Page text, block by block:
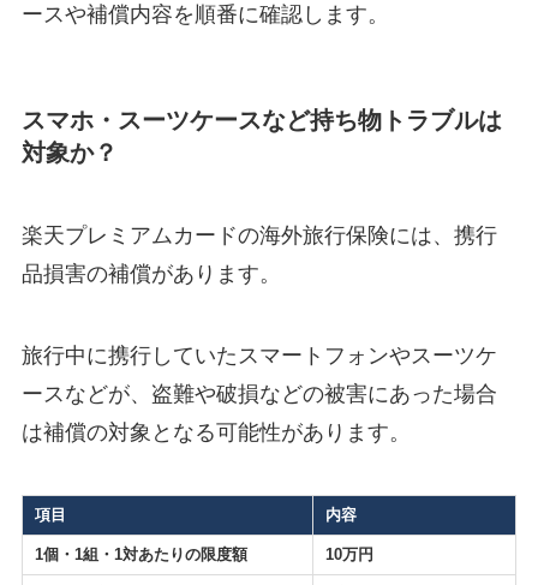
ースや補償内容を順番に確認します。
スマホ・スーツケースなど持ち物トラブルは
対象か？
楽天プレミアムカードの海外旅行保険には、携行
品損害の補償があります。
旅行中に携行していたスマートフォンやスーツケ
ースなどが、盗難や破損などの被害にあった場合
は補償の対象となる可能性があります。
項目 内容
1個・1組・1対あたりの限度額 10万円